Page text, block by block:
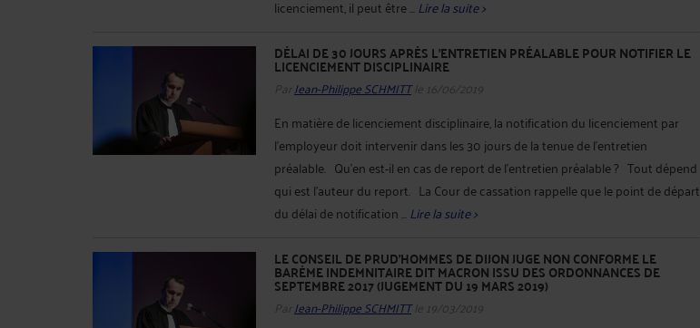
licenciement, il peut être ...Lire la suite >
DÉLAI DE 30 JOURS APRÈS L'ENTRETIEN PRÉALABLE POUR NOTIFIER LE
LICENCIEMENT DISCIPLINAIRE
Par Jean-Philippe SCHMITTle 16/06/2019
En matière de licenciement disciplinaire, la notification du licenciement par
l’employeur doit intervenir dans les 30 jours de la tenue de l’entretien
préalable. Qu’en est-il en cas de report de l’entretien préalable ? Tout dépend
qui est l’auteur du report. La Cour de cassation rappelle que le point de départ
du délai de notification ...Lire la suite >
LE CONSEIL DE PRUD'HOMMES DE DIJON JUGE NON CONFORME LE
BARÈME INDEMNITAIRE DIT MACRON ISSU DES ORDONNANCES DE
SEPTEMBRE 2017 (JUGEMENT DU 19 MARS 2019)
Par Jean-Philippe SCHMITTle 19/03/2019